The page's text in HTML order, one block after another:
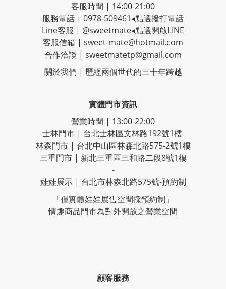
客服時間 | 14:00-21:00
服務電話 | 0978-509461◂點選撥打電話
Line客服 | @sweetmate◂點選開啟LINE
客服信箱 | sweet-mate@hotmail.com
合作洽談 | sweetmatetp@gmail.com
關於我們 | 歷經兩個世代的三十年跨越
實體門市資訊
營業時間 | 13:00-22:00
士林門市 | 台北士林區文林路192號1樓
林森門市 | 台北中山區林森北路575-2號1樓
三重門市 | 新北三重區三和路二段8號1樓
-
娃娃展示 | 台北市林森北路575號-預約制
「僅實體娃娃展售空間採預約制」
情趣商品門市為對外開放之營業空間
顧客服務